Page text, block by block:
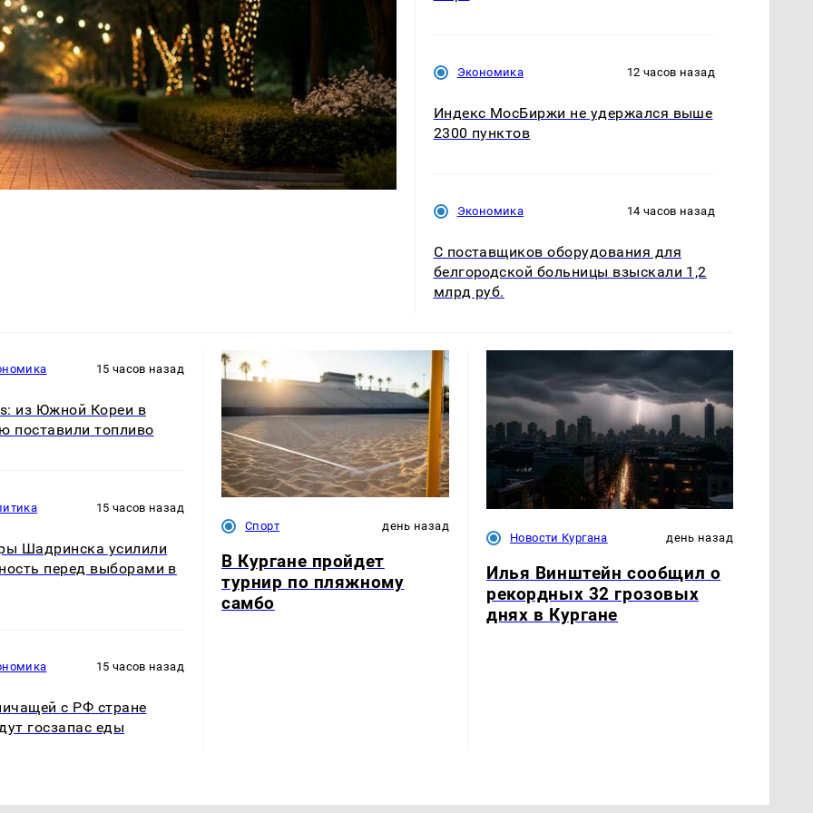
Экономика 12 часов назад
Индекс МосБиржи не удержался выше
2300 пунктов
Экономика 14 часов назад
С поставщиков оборудования для
белгородской больницы взыскали 1,2
млрд руб.
15 часов назад
из Южной Кореи в
поставили топливо
15 часов назад
Шадринска усилили
перед выборами в
15 часов назад
с РФ стране
госзапас еды
Спорт день назад
В Кургане пройдет
турнир по пляжному
самбо
Новости Кургана день назад
Илья Винштейн сообщил о
рекордных 32 грозовых
днях в Кургане